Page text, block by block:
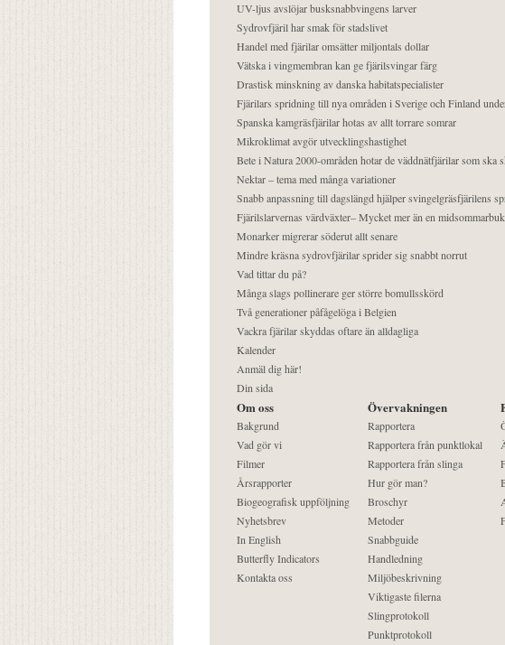
UV-ljus avslöjar busksnabbvingens larver
Sydrovfjäril har smak för stadslivet
Handel med fjärilar omsätter miljontals dollar
Vätska i vingmembran kan ge fjärilsvingar färg
Drastisk minskning av danska habitatspecialister
Fjärilars spridning till nya områden i Sverige och Finland
Spanska kamgräsfjärilar hotas av allt torrare somrar
Mikroklimat avgör utvecklingshastighet
Bete i Natura 2000-områden hotar de väddnätfjärilar som ska
Nektar – tema med många variationer
Snabb anpassning till dagslängd hjälper svingelgräsfjärilens
Fjärilslarvernas värdväxter– Mycket mer än en
Monarker migrerar söderut allt senare
Mindre kräsna sydrovfjärilar sprider sig snabbt norrut
Vad tittar du på?
Många slags pollinerare ger större bomullsskörd
Två generationer påfågelöga i Belgien
Vackra fjärilar skyddas oftare än alldagliga
Kalender
Anmäl dig här!
Din sida
Om oss
Bakgrund
Vad gör vi
Filmer
Årsrapporter
Biogeografisk uppföljning
Nyhetsbrev
In English
Butterfly Indicators
Kontakta oss
Övervakningen
Rapportera
Rapportera från punktlokal
Rapportera från slinga
Hur gör man?
Broschyr
Metoder
Snabbguide
Handledning
Miljöbeskrivning
Viktigaste filerna
Slingprotokoll
Punktprotokoll